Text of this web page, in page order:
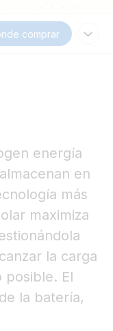
comprar
energía
en
más
maximiza
la carga
posible. El
la batería,